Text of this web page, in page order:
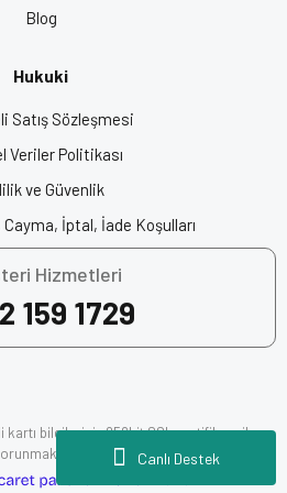
Canlı Destek
Motosiklet Kaskı, Motor Kask
Motorcu Kaskı, Motosiklet Kask
Motor Kaskları
Blog
Hukuki
Satış Sözleşmesi
Veriler Politikası
ve Güvenlik
İptal, İade Koşulları
Hizmetleri
159 1729
kartı bilgileriniz 256bit SSL sertifikası ile